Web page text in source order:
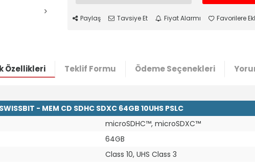
Paylaş Tavsiye Et Fiyat Alarmı Favorilere
Özellikleri Teklif Formu Ödeme Seçenekleri
- MEM CD SDHC SDXC 64GB 10UHS PSLC
microSDHC™, microSDXC™
64GB
Class 10, UHS Class 3